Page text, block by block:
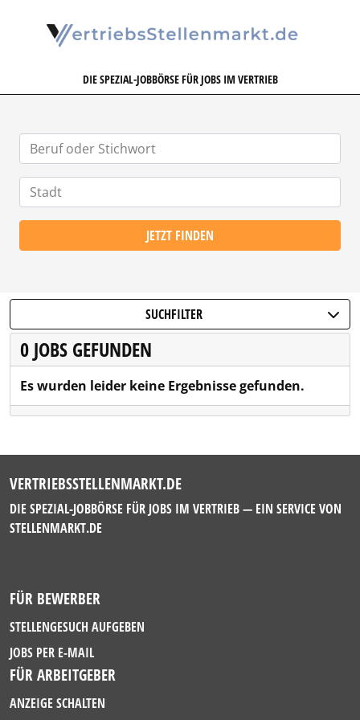
DIE SPEZIAL-JOBBÖRSE FÜR JOBS IM VERTRIEB
JETZT FINDEN
SUCHFILTER
0 JOBS GEFUNDEN
Es wurden leider keine Ergebnisse gefunden.
VERTRIEBSSTELLENMARKT.DE
DIE SPEZIAL-JOBBÖRSE FÜR JOBS IM VERTRIEB — EIN SERVICE VON
STELLENMARKT.DE
FÜR BEWERBER
STELLENGESUCH AUFGEBEN
JOBS PER E-MAIL
FÜR ARBEITGEBER
ANZEIGE SCHALTEN